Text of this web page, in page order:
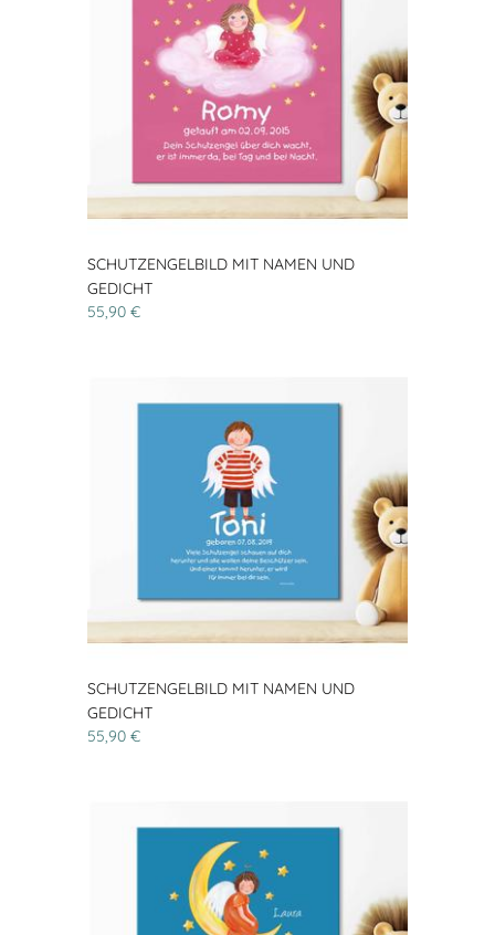
SCHUTZENGELBILD MIT NAMEN UND
GEDICHT
55,90 €
SCHUTZENGELBILD MIT NAMEN UND
GEDICHT
55,90 €